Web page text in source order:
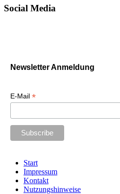
Social Media
Newsletter Anmeldung
E-Mail *
Start
Impressum
Kontakt
Nutzungshinweise